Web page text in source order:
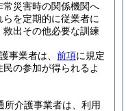
災害時の関係機関へ
を定期的に従業者に
出その他必要な訓練
事業者は、 前項に規定
の参加が得られるよ
所介護事業者は、利用